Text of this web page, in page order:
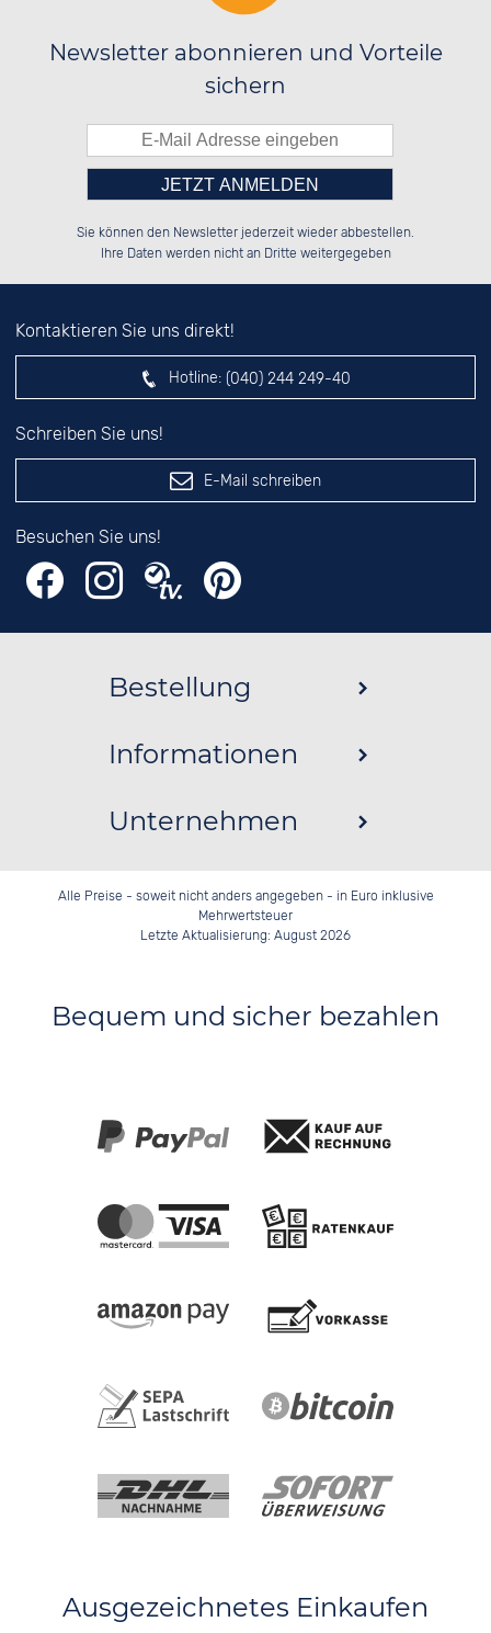
Newsletter abonnieren und Vorteile
sichern
░░░░██░░░░░░██░░██░░░░░░██░░██░░
░░████░░░░████░░██████░░██░░██░░
░░░░██░░░░░░██░░██░░██░░██░░██░░
Bitte tragen Sie die Zahl in
das nebenstehende Feld ein.
Sie können den Newsletter jederzeit wieder abbestellen.
Ihre Daten werden nicht an Dritte weitergegeben
Kontaktieren Sie uns direkt!
Hotline: (040) 244 249-40
Schreiben Sie uns!
E-Mail schreiben
Besuchen Sie uns!
Bestellung
Informationen
Unternehmen
Alle Preise - soweit nicht anders angegeben - in Euro inklusive
Mehrwertsteuer
Letzte Aktualisierung: August 2026
Bequem und sicher bezahlen
Ausgezeichnetes Einkaufen